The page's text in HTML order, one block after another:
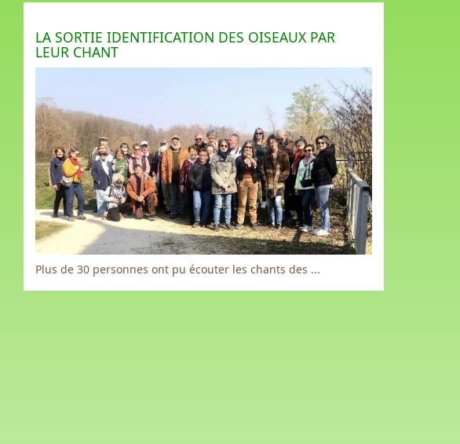
LA SORTIE IDENTIFICATION DES OISEAUX PAR
LEUR CHANT
Plus de 30 personnes ont pu écouter les chants des ...